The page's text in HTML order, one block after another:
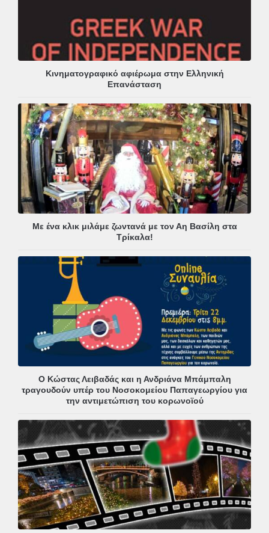
Κινηματογραφικό αφιέρωμα στην Ελληνική
Επανάσταση
Με ένα κλικ μιλάμε ζωντανά με τον Αη Βασίλη στα
Τρίκαλα!
Ο Κώστας Λειβαδάς και η Ανδριάνα Μπάμπαλη
τραγουδούν υπέρ του Νοσοκομείου Παπαγεωργίου για
την αντιμετώπιση του κορωνοϊού